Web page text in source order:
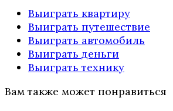
Выиграть квартиру
Выиграть путешествие
Выиграть автомобиль
Выиграть деньги
Выиграть технику
Вам также может понравиться